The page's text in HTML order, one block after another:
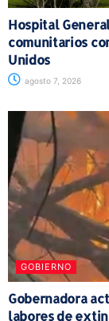
Hospital
comunitarios
Unidos
agosto 7, 2026
GOBIERNO
Gobernadora
labores de